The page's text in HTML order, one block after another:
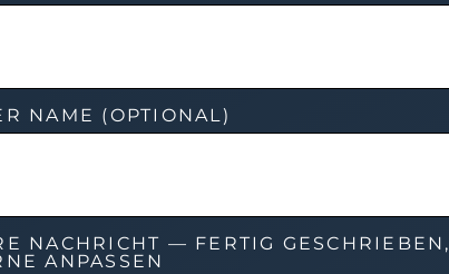
NAME (OPTIONAL)
NACHRICHT — FERTIG GESCHRIEBEN,
ANPASSEN